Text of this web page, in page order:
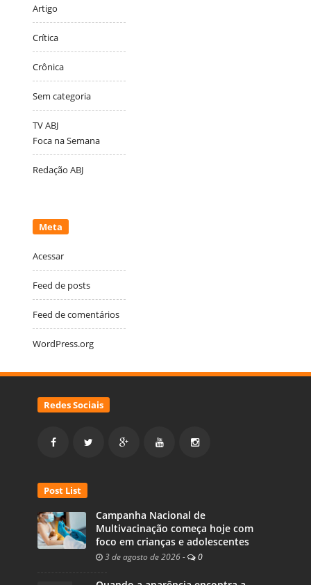
Artigo
Crítica
Crônica
Sem categoria
TV ABJ
Foca na Semana
Redação ABJ
Meta
Acessar
Feed de posts
Feed de comentários
WordPress.org
Redes Sociais
Post List
Campanha Nacional de
Multivacinação começa hoje com
foco em crianças e adolescentes
3 de agosto de 2026 - 0